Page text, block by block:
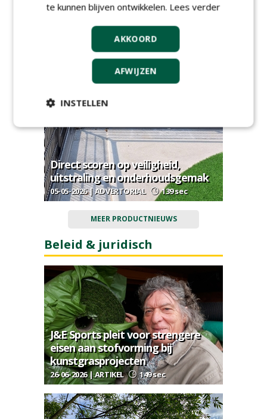
Engerlingen in de grasmat: zo pak
je hoge druk effectief aan
03-06-2026 | ADVERTORIAL 149 sec
Direct scoren op veiligheid,
uitstraling en onderhoudsgemak
05-05-2026 | ADVERTORIAL 139 sec
MEER PRODUCTNIEUWS
Beleid & juridisch
J&E Sports pleit voor strengere
eisen aan stofvorming bij
kunstgrasprojecten
26-06-2026 | ARTIKEL 149 sec
te kunnen blijven ontwikkelen. Lees verder
AKKOORD
AFWIJZEN
INSTELLEN